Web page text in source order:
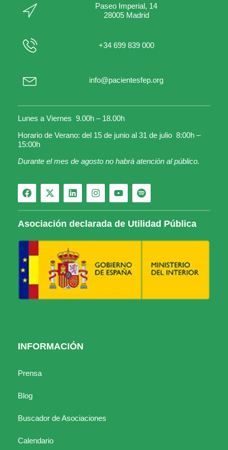
Paseo Imperial, 14
28005 Madrid
+34 699 839 000
info@pacientesfep.org
Lunes a Viernes 9.00h – 18.00h
Horario de Verano: del 15 de junio al 31 de julio 8:00h –
15:00h
Durante el mes de agosto no habrá atención al público.
Asociación declarada de Utilidad Pública
INFORMACIÓN
Prensa
Blog
Buscador de Asociaciones
Calendario